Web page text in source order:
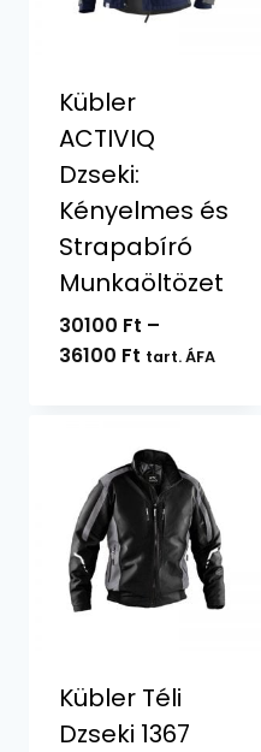
Kübler
ACTIVIQ
Dzseki:
Kényelmes és
Strapabíró
Munkaöltözet
30100 Ft –
36100 FtÁrtartomány:
36100 Ft
tart. ÁFA
Kübler Téli
Dzseki 1367